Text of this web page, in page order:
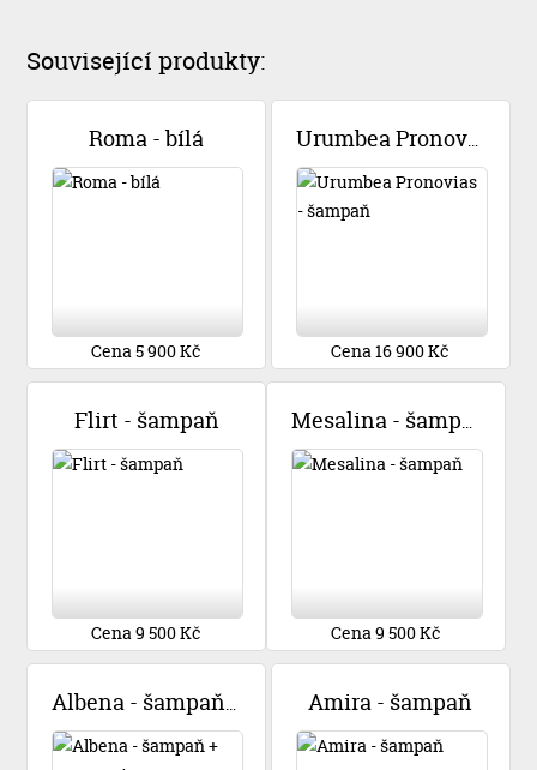
Související produkty:
Roma - bílá
Cena 5 900 Kč
Urumbea Pronovias - šampaň
Cena 16 900 Kč
Flirt - šampaň
Cena 9 500 Kč
Mesalina - šampaň
Cena 9 500 Kč
Albena - šampaň + cappuccino Amira - šampaň